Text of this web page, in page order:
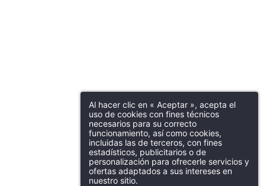
Al hacer clic en « Aceptar », acepta el
uso de cookies con fines técnicos
necesarios para su correcto
funcionamiento, así como cookies,
incluidas las de terceros, con fines
estadísticos, publicitarios o de
personalización para ofrecerle servicios y
ofertas adaptados a sus intereses en
nuestro sitio.